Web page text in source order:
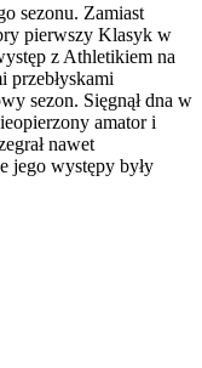
sezonu. Zamiast
pierwszy Klasyk w
z Athletikiem na
przebłyskami
sezon. Sięgnął dna w
amator i
nawet
jego występy były